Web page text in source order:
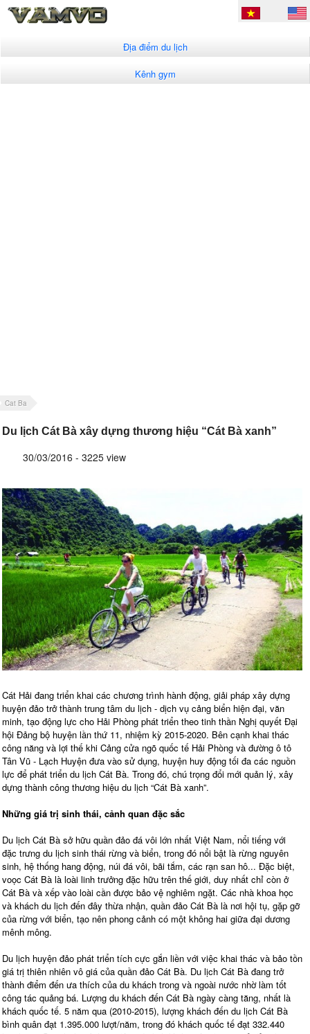
Địa điểm du lịch
Kênh gym
Cat Ba
Du lịch Cát Bà xây dựng thương hiệu “Cát Bà xanh”
30/03/2016 - 3225 view
Cát Hải đang triển khai các chương trình hành động, giải pháp xây dựng
huyện đảo trở thành trung tâm du lịch - dịch vụ cảng biển hiện đại, văn
minh, tạo động lực cho Hải Phòng phát triển theo tinh thần Nghị quyết Đại
hội Đảng bộ huyện lần thứ 11, nhiệm kỳ 2015-2020. Bên cạnh khai thác
công năng và lợi thế khi Cảng cửa ngõ quốc tế Hải Phòng và đường ô tô
Tân Vũ - Lạch Huyện đưa vào sử dụng, huyện huy động tối đa các nguồn
lực để phát triển du lịch Cát Bà. Trong đó, chú trọng đổi mới quản lý, xây
dựng thành công thương hiệu du lịch “Cát Bà xanh”.
Những giá trị sinh thái, cảnh quan đặc sắc
Du lịch Cát Bà sở hữu quần đảo đá vôi lớn nhất Việt Nam, nổi tiếng với
đặc trưng du lịch sinh thái rừng và biển, trong đó nổi bật là rừng nguyên
sinh, hệ thống hang động, núi đá vôi, bãi tắm, các rạn san hô... Đặc biệt,
voọc Cát Bà là loài linh trưởng đặc hữu trên thế giới, duy nhất chỉ còn ở
Cát Bà và xếp vào loài cần được bảo vệ nghiêm ngặt. Các nhà khoa học
và khách du lịch đến đây thừa nhận, quần đảo Cát Bà là nơi hội tụ, gặp gỡ
của rừng với biển, tạo nên phong cảnh có một không hai giữa đại dương
mênh mông.
Du lịch huyện đảo phát triển tích cực gắn liền với việc khai thác và bảo tồn
giá trị thiên nhiên vô giá của quần đảo Cát Bà. Du lịch Cát Bà đang trở
thành điểm đến ưa thích của du khách trong và ngoài nước nhờ làm tốt
công tác quảng bá. Lượng du khách đến Cát Bà ngày càng tăng, nhất là
khách quốc tế. 5 năm qua (2010-2015), lượng khách đến du lịch Cát Bà
bình quân đạt 1.395.000 lượt/năm, trong đó khách quốc tế đạt 332.440